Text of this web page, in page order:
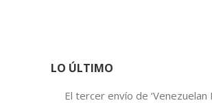
LO ÚLTIMO
El tercer envío de ‘Venezuelan